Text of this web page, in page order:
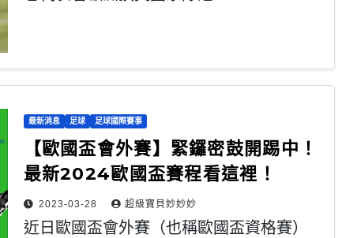
最新消息 足球 足球國際賽事
【歐國盃會外賽】緊鑼密鼓開踢中！
最新2024歐國盃賽程看這裡！
2023-03-28 超級寶貝妙妙妙
近日歐國盃會外賽（也稱歐國盃資格賽）